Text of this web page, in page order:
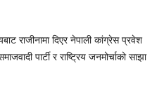
राजीनामा दिएर नेपाली कांग्रेस प्रवेश
पार्टी र राष्ट्रिय जनमोर्चाको साझा